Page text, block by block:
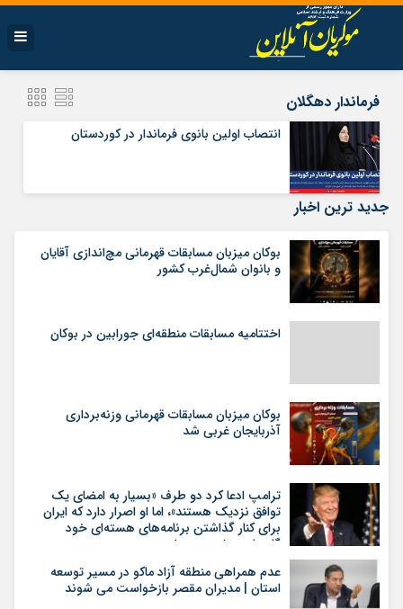
فرماندار دهگلان
انتصاب اولین بانوی فرماندار در کوردستان
جدید ترین اخبار
بوکان میزبان مسابقات قهرمانی مچ‌اندازی آقایان
و بانوان شمال‌غرب کشور
اختتامیه مسابقات منطقه‌ای جورابین در بوکان
بوکان میزبان مسابقات قهرمانی وزنه‌برداری
آذربایجان غربی شد
ترامپ ادعا کرد دو طرف «بسیار به امضای یک
توافق نزدیک هستند»، اما او اصرار دارد که ایران
برای کنار گذاشتن برنامه‌های هسته‌ای خود
گام‌های بیشتری بردارد
عدم همراهی منطقه آزاد ماکو در مسیر توسعه
استان | مدیران مقصر بازخواست می شوند